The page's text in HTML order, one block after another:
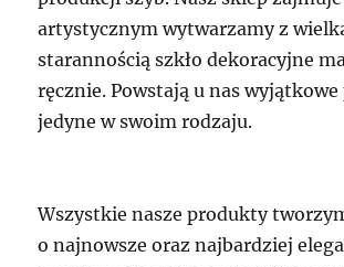
artystycznym wytwarzamy z
starannością szkło dekoracyjne
ręcznie. Powstają u nas
jedyne w swoim rodzaju.
Wszystkie nasze produkty
o najnowsze oraz najbardziej